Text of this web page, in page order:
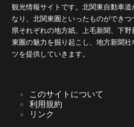
観光情報サイトです。北関東自動車
なり、北関東圏といったものができ
県それぞれの地方紙、上毛新聞、下
東圏の魅力を掘り起こし、地方新聞
ツを提供していきます。
このサイトについて
利用規約
リンク